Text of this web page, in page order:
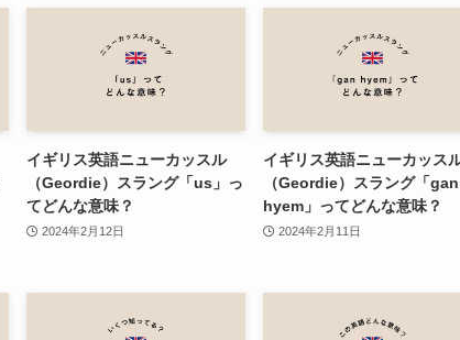
イギリス英語ニューカッスル
（Geordie）スラング「us」っ
てどんな意味？
2024年2月12日
イギリス英語ニューカッス
（Geordie）スラング「gan
hyem」ってどんな意味？
2024年2月11日